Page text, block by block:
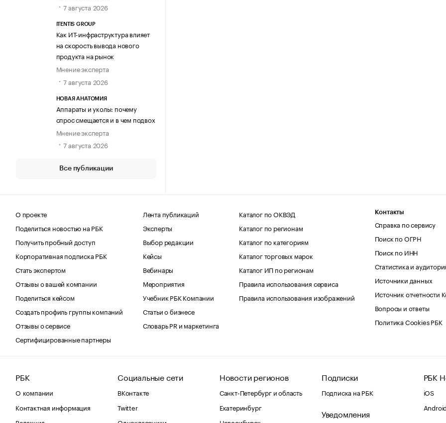
7 августа 2026
ITENTIS GROUP
Как ИТ-инфраструктура влияет
на скорость вывода нового
продукта на рынок
Мнение эксперта
7 августа 2026
НОВАЯ АНАТОМИЯ
Аппараты и уколы: почему
спрос смещается и в чем подвох
Мнение эксперта
7 августа 2026
Все публикации
О проекте
Поделиться новостью на РБК
Получить пробный доступ
Корпоративная подписка РБК
Стать экспертом
Отзывы о вашей компании
Поделиться кейсом
Создать профиль группы компаний
Отзывы о сервисе
Сертифицированные партнеры
Лента публикаций
Эксперты
Выбор редакции
Кейсы
Вебинары
Мероприятия
Учебник РБК Компании
Статьи о бизнесе
Словарь PR и маркетинга
Каталог по ОКВЭД
Каталог по регионам
Каталог по категориям
Каталог торговых марок
Каталог ИП по регионам
Правила использования сервиса
Правила использования изображений
Контакты
Справка по сервису
Поиск по ОГРН
Поиск по ИНН
Статистика и
Источники данных
Источник отчетности
Вопросы и ответы
Политика Cookies РБК
РБК
О компании
Контактная информация
Социальные сети
ВКонтакте
Twitter
Новости регионов
Санкт-Петербург и область
Екатеринбург
Подписки
Подписка на РБК
Уведомления
РБК
iOS